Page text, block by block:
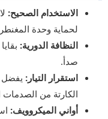
الاستخدام الصحيح:
لحماية وحدة
النظافة الدورية:
صدأ.
استقرار التيار: يفضل
الكارتة من الصدمات
أواني الميكروويف: